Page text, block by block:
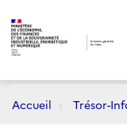
Accueil Trésor-